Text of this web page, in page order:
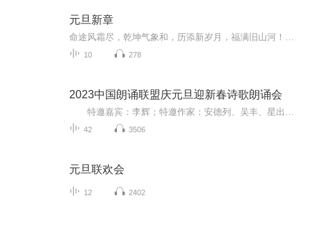
元旦新章
10 278
2023中国朗诵联盟庆元旦迎新春诗歌朗诵会
42 3506
元旦联欢会
12 2402